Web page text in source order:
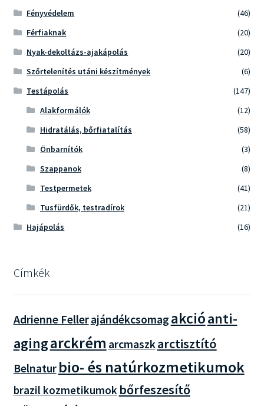
Fényvédelem
(46)
Férfiaknak
(20)
Nyak-dekoltázs-ajakápolás
(20)
Szőrtelenítés utáni készítmények
(6)
Testápolás
(147)
Alakformálók
(12)
Hidratálás, bőrfiatalítás
(58)
Önbarnítók
(3)
Szappanok
(8)
Testpermetek
(41)
Tusfürdők, testradírok
(21)
Hajápolás
(16)
Címkék
Adrienne Fellerajándékcsomag akcióanti-
agingarckrém arcmaszkarctisztító
Belnatur bio- és natúrkozmetikumok
brazil kozmetikumok bőrfeszesítő